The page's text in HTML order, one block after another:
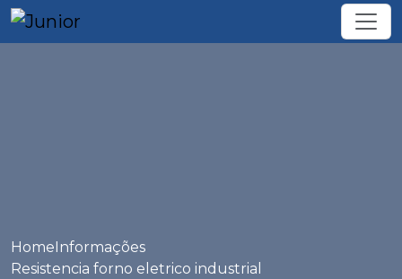
HomeInformações
Resistencia forno eletrico industrial